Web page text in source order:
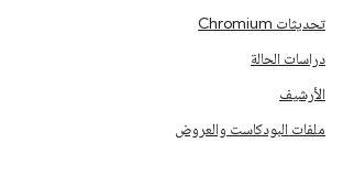
تحديثات Chromium
دراسات الحالة
الأرشيف
ملفات البودكاست والعروض